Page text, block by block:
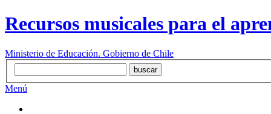
Recursos musicales para el
Ministerio de Educación. Gobierno de Chile
Menú